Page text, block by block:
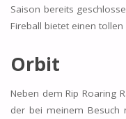
Saison bereits
Fireball bietet einen tollen
Orbit
Neben dem Rip Roaring
der bei meinem Besuch